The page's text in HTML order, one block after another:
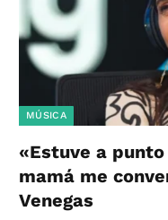
MÚSICA
«Estuve a
mamá me
Venegas